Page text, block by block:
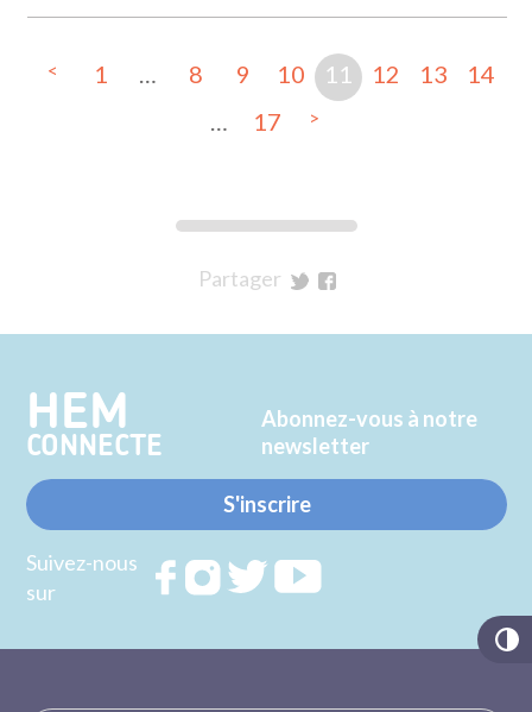
< 1 8 9 10 11 12 13
14
17 >
Partager
Twitter
Facebook
HEM
CONNECTE
Abonnez-vous à notre
newsletter
S'inscrire
Suivez-nous
sur
Rejoignez
RejoignezRejoignez